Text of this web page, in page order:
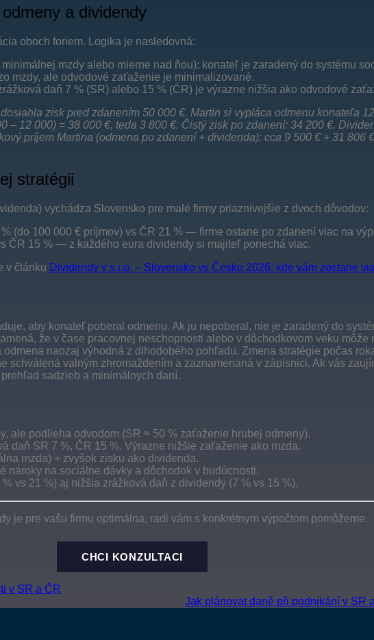
a dividendy
oboch foriem. Logika je nasledovná:
mzdy alebo mierne nad ňou): konateľ je zaradený do systému
mzdy, ale odvodové zaťaženie je minimalizované.
daň 7 % (SR) alebo 15 % (ČR) je výrazne nižšia ako odvodové
zisk pred zdanením 50 000 €. Martin si vypláca odmenu konateľa
– 12 000) = 38 000 €, teda 3 800 €. Čistý zisk po zdanení: 34 200 €.
príjem Martina (odmena po zdanení + dividenda): cca 9 500 € + 31 806
stratégii
vychádza Slovensko pre malé firmy priaznivejšie z dvoch dôvodov:
(do 100 000 € príjmov) vs ČR 21 % — firme ostane po zdanení viac na
ČR 15 % — z každého eura dividendy si majiteľ ponechá viac.
v článku Dividendy v s.r.o. – Slovensko vs Česko 2026: kde vám zostane
aby konateľ poberal odmenu. Ak ju nepoberal, nie je zaradený do
že v čase pracovnej neschopnosti alebo v dôchodkovom veku môže
naozaj výhodná z dlhodobého pohľadu. Zmena stratégie počas
schválená valným zhromaždením a zaznamenaná v zápisnici. Ak vás
sadzieb a minimálnych daní.
ale podlieha odvodom (SR ≈ 50 % zaťaženie hrubej odmeny).
daň SR 7 %, ČR 15 %. Výrazne nižšie zaťaženie ako mzda.
mzda) + zvyšok zisku ako dividenda.
nároky na sociálne dávky a dôchodok v budúcnosti.
vs 21 %) aj nižšia zrážková daň z dividendy (7 % vs 15 %).
je pre vašu firmu optimálna, radi vám s konkrétnym výpočtom pomôžeme.
CHCI KONZULTACI
v SR a ČR
Jak plánovat daně při podnikání v SR